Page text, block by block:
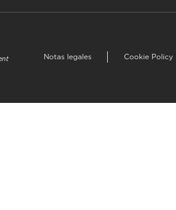
Notas legales Cookie Policy